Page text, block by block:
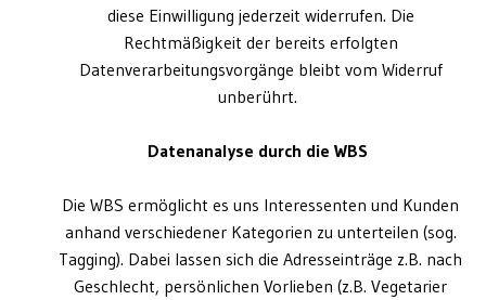
diese Einwilligung jederzeit widerrufen. Die
Rechtmäßigkeit der bereits erfolgten
Datenverarbeitungsvorgänge bleibt vom Widerruf
unberührt.
Datenanalyse durch die WBS
Die WBS ermöglicht es uns Interessenten und Kunden
anhand verschiedener Kategorien zu unterteilen (sog.
Tagging). Dabei lassen sich die Adresseinträge z.B. nach
Geschlecht, persönlichen Vorlieben (z.B. Vegetarier